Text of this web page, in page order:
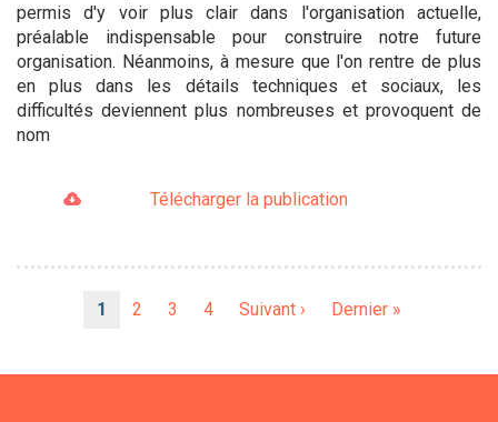
permis d'y voir plus clair dans l'organisation actuelle,
préalable indispensable pour construire notre future
organisation. Néanmoins, à mesure que l'on rentre de plus
en plus dans les détails techniques et sociaux, les
difficultés deviennent plus nombreuses et provoquent de
nom
Télécharger la publication
Page
1 Page
2 Page
3 Page
4
Page
Suivant ›
Dernière
Dernier »